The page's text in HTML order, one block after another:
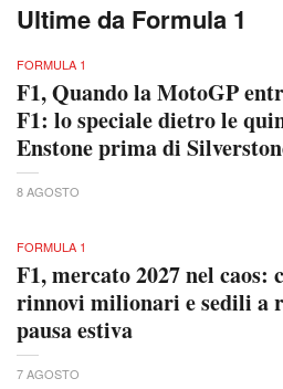
Ultime da Formula 1
FORMULA 1
F1, Quando la MotoGP
F1: lo speciale dietro le
Enstone prima di
8 AGOSTO
FORMULA 1
F1, mercato 2027 nel caos:
rinnovi milionari e sedili a
pausa estiva
7 AGOSTO